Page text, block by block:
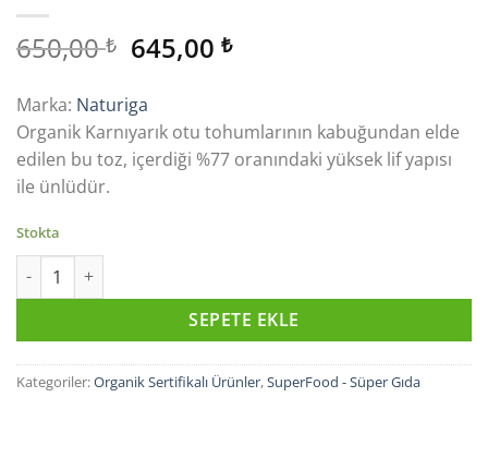
650,00₺ Orijinal
fiyat:
650,00 ₺.
645,00₺Şu
645,00 ₺.
Marka: Naturiga
Organik Karnıyarık otu tohumlarının kabuğundan elde
edilen bu toz, içerdiği %77 oranındaki yüksek lif yapısı
ile ünlüdür.
Stokta
Organik Karnıyarık Otu Tohumu Tozu (Psyllium Husk) 100 gr
SEPETE EKLE
Kategoriler:Organik Sertifikalı Ürünler,SuperFood - Süper Gıda